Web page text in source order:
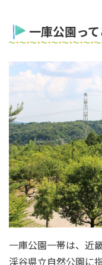
一庫公園っ
一庫公園一帯は、近
渓谷県立自然公園に